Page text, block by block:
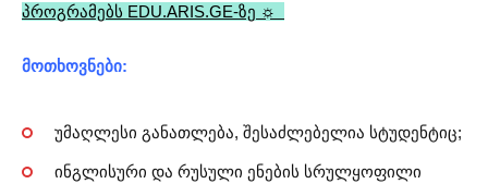
პროგრამებს EDU.ARIS.GE-ზე ☼
მოთხოვნები:
უმაღლესი განათლება, შესაძლებელია სტუდენტიც;
ინგლისური და რუსული ენების სრულყოფილი